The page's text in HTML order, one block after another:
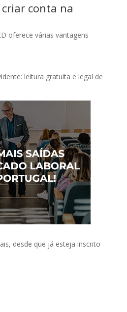
conta na
oferece várias vantagens
leitura gratuita e legal de
desde que já esteja inscrito